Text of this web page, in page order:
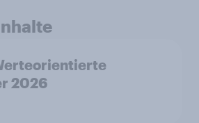
2026